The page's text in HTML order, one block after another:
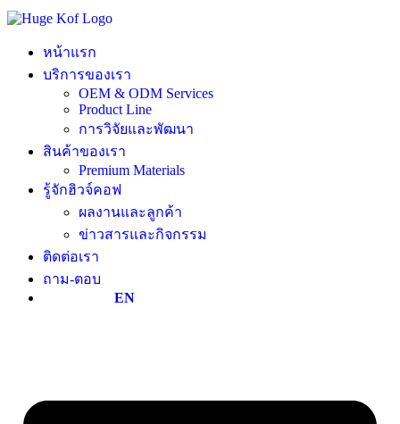
หน้าแรก
บริการของเรา
OEM & ODM Services
Product Line
การวิจัยและพัฒนา
สินค้าของเรา
Premium Materials
รู้จักฮิวจ์คอฟ
ผลงานและลูกค้า
ข่าวสารและกิจกรรม
ติดต่อเรา
ถาม-ตอบ
EN